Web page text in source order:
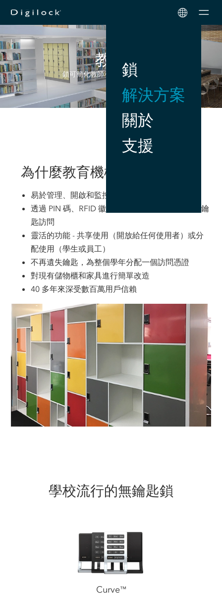
鎖
解決方案
關於
支援
教育
鎖可簡化教師和學生的儲存安全
為什麼教育機構選擇 Digilock
易於管理、開啟和監控
透過 PIN 碼、RFID 徽章或行動憑證進行簡單的無鑰
匙訪問
靈活的功能 - 共享使用（開放給任何使用者）或分
配使用（學生或員工）
不再遺失鑰匙，為整個學年分配一個訪問憑證
對現有儲物櫃和家具進行簡單改造
40 多年來深受數百萬用戶信賴
學校流行的無鑰匙鎖
Curve™